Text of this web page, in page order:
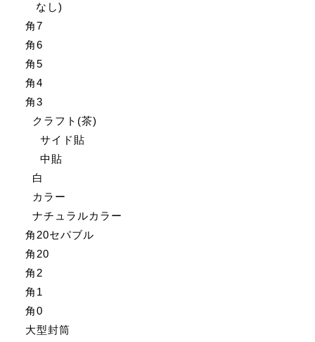
なし)
角7
角6
角5
角4
角3
クラフト(茶)
サイド貼
中貼
白
カラー
ナチュラルカラー
角20セパブル
角20
角2
角1
角0
大型封筒